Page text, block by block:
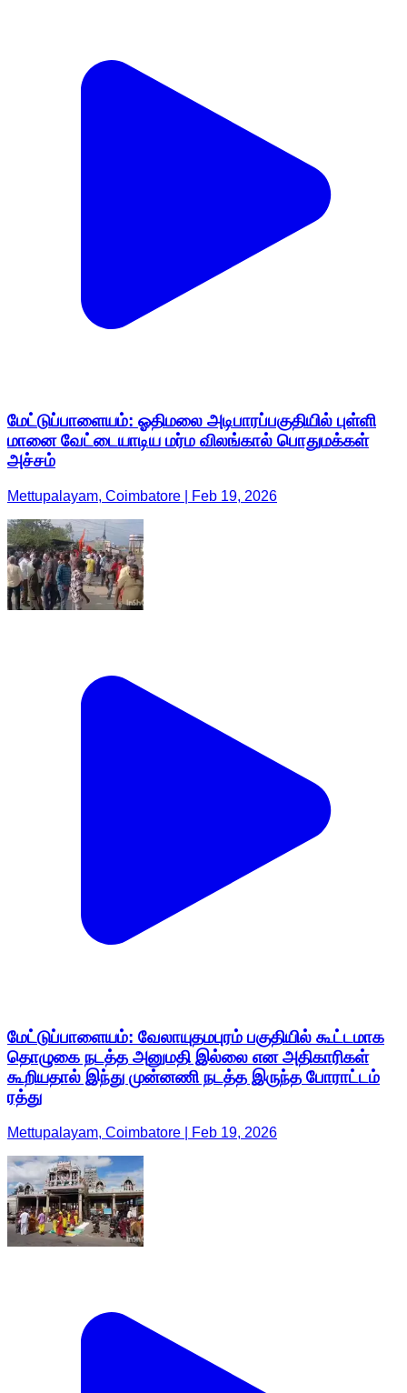
மேட்டுப்பாளையம்: ஓதிமலை அடிபாரப்பகுதியில் புள்ளி
மானை வேட்டையாடிய மர்ம விலங்கால் பொதுமக்கள்
அச்சம்
Mettupalayam, Coimbatore | Feb 19, 2026
மேட்டுப்பாளையம்: வேலாயுதமபுரம் பகுதியில் கூட்டமாக
தொழுகை நடத்த அனுமதி இல்லை என அதிகாரிகள்
கூறியதால் இந்து முன்னணி நடத்த இருந்த போராட்டம்
ரத்து
Mettupalayam, Coimbatore | Feb 19, 2026